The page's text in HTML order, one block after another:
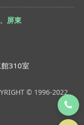
屏東
310室
© 1996-2022